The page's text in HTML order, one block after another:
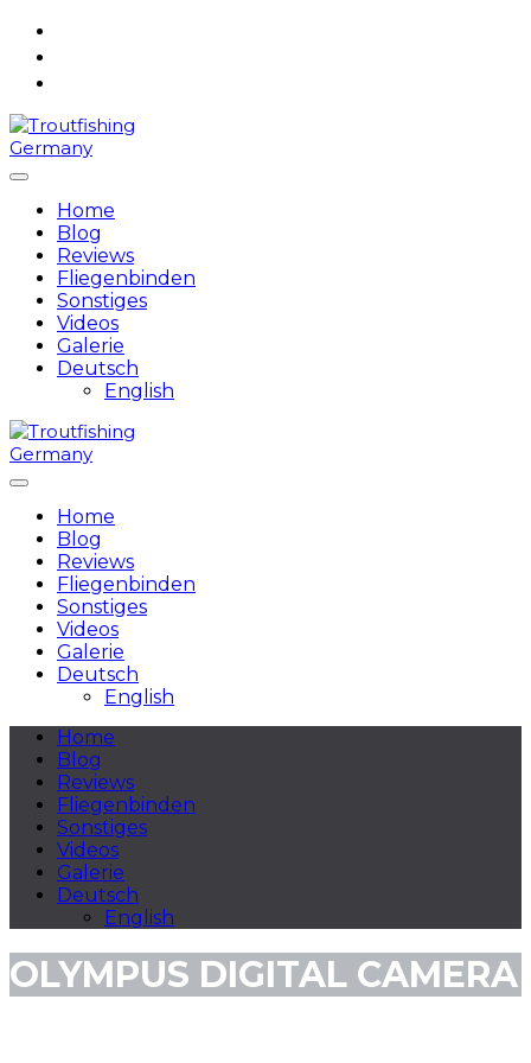
Skip
Home
Blog
Reviews
Fliegenbinden
Sonstiges
Videos
Galerie
Deutsch
English
Home
Blog
Reviews
Fliegenbinden
Sonstiges
Videos
Galerie
Deutsch
English
Home
Blog
Reviews
Fliegenbinden
Sonstiges
Videos
Galerie
Deutsch
English
OLYMPUS DIGITAL CAMERA